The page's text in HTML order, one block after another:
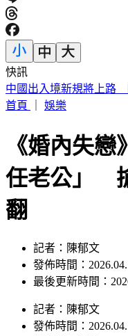
快訊
《花蓮好FUN》YOYO
首頁
娛樂
《婚內失
任老公」
翻
記者：陳郁文
發佈時間：
最後更新時間：
記者 ： 陳郁文
發佈時間：